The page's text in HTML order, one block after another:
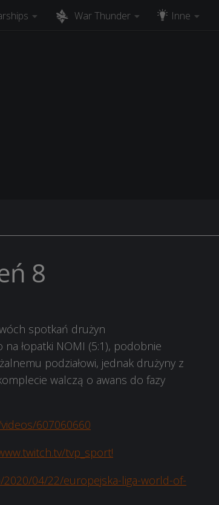
War Thunder Inne
8
spotkań drużyn
na łopatki NOMI (5:1), podobnie
podziałowi, jednak drużyny z
walczą o awans do fazy
607060660
tvp_sport!
04/22/europejska-liga-world-of-